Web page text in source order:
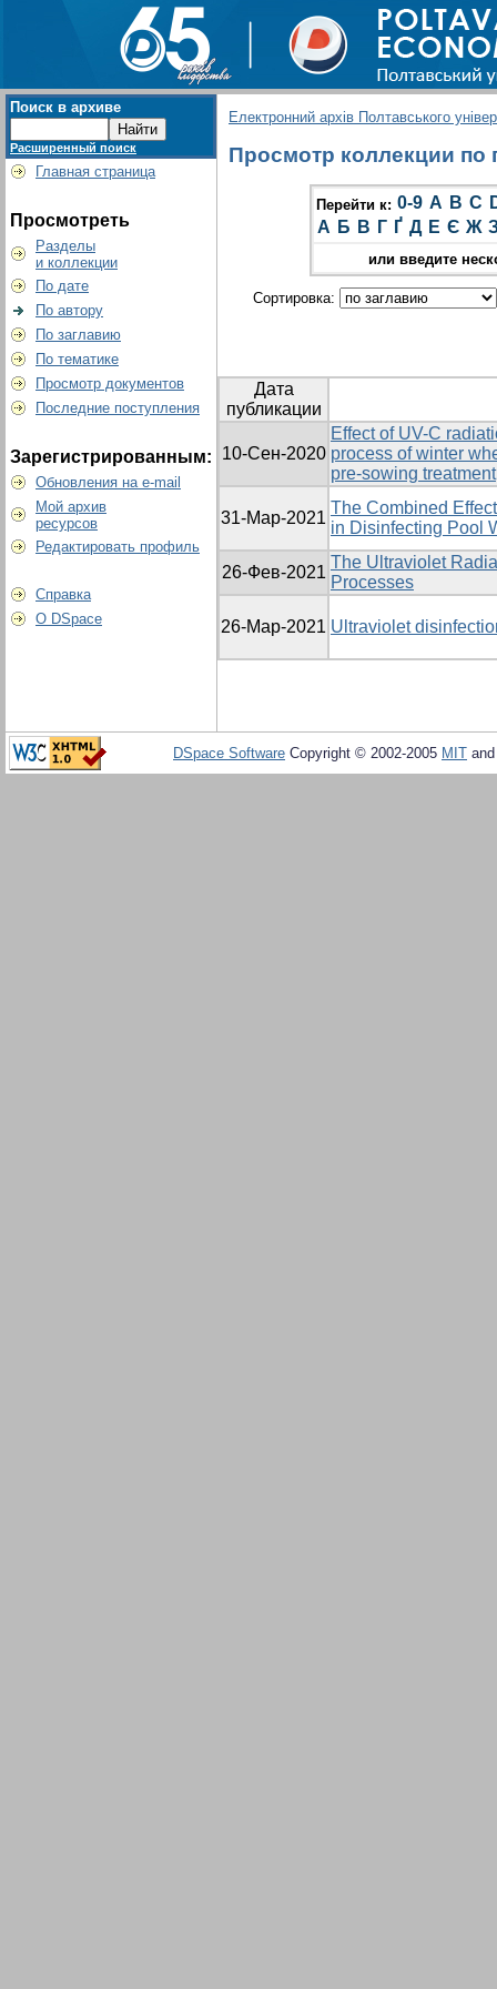
Поиск в архиве
Расширенный поиск
Главная страница
Просмотреть
Разделы
и коллекции
По дате
По автору
По заглавию
По тематике
Просмотр документов
Последние поступления
Зарегистрированным:
Обновления на e-mail
Мой архив
ресурсов
Редактировать профиль
Справка
О DSpace
Електронний архів Полтавського
Просмотр коллекции по
Перейти к: 0-9 A B C
А Б В Г Ґ Д Е Є Ж
или введите
Сортировка:
Дата
публикации
10-Сен-2020
Effect of UV-C
process of winter
pre-sowing treatment
31-Мар-2021
The Combined
in Disinfecting Pool
26-Фев-2021
The Ultraviolet
Processes
26-Мар-2021 Ultraviolet
DSpace Software Copyright © 2002-2005 MIT